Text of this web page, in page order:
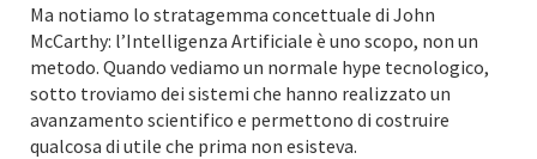
Ma notiamo lo stratagemma concettuale di John
McCarthy: l’Intelligenza Artificiale è uno scopo, non un
metodo. Quando vediamo un normale hype tecnologico,
sotto troviamo dei sistemi che hanno realizzato un
avanzamento scientifico e permettono di costruire
qualcosa di utile che prima non esisteva.